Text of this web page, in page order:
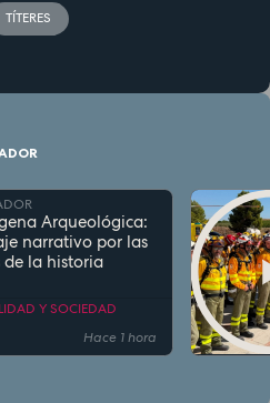
TÍTERES
Arqueológica:
narrativo por las
de la historia
Y SOCIEDAD
Hace 1 hora